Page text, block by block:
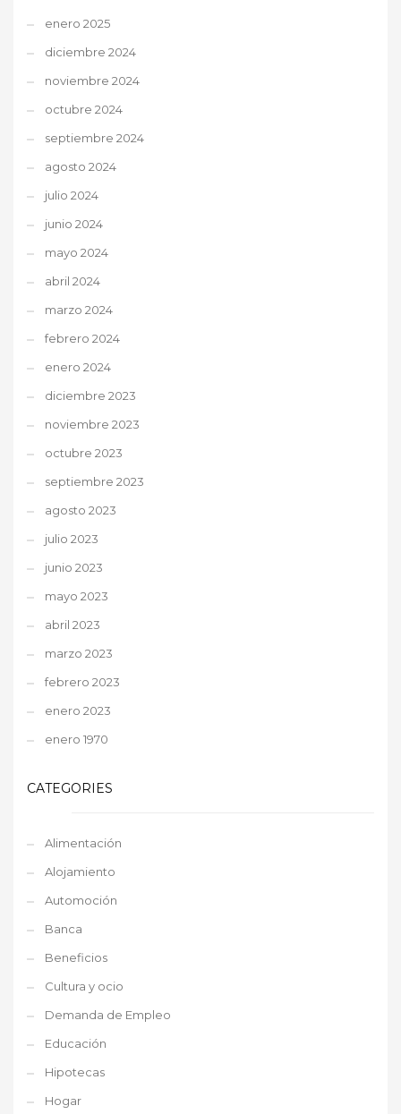
enero 2025
diciembre 2024
noviembre 2024
octubre 2024
septiembre 2024
agosto 2024
julio 2024
junio 2024
mayo 2024
abril 2024
marzo 2024
febrero 2024
enero 2024
diciembre 2023
noviembre 2023
octubre 2023
septiembre 2023
agosto 2023
julio 2023
junio 2023
mayo 2023
abril 2023
marzo 2023
febrero 2023
enero 2023
enero 1970
CATEGORIES
Alimentación
Alojamiento
Automoción
Banca
Beneficios
Cultura y ocio
Demanda de Empleo
Educación
Hipotecas
Hogar